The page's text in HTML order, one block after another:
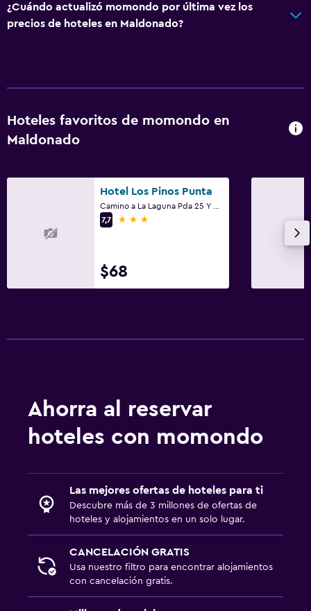
¿Cuándo actualizó momondo por última vez los
precios de hoteles en Maldonado?
Hoteles favoritos de momondo en
Maldonado
Hotel Los Pinos Punta
7,7
3 estrellas
$68
Ahorra al reservar
hoteles con momondo
Las mejores ofertas de hoteles para ti
Descubre más de 3 millones de ofertas de
hoteles y alojamientos en un solo lugar.
CANCELACIÓN GRATIS
Usa nuestro filtro para encontrar alojamientos
con cancelación gratis.